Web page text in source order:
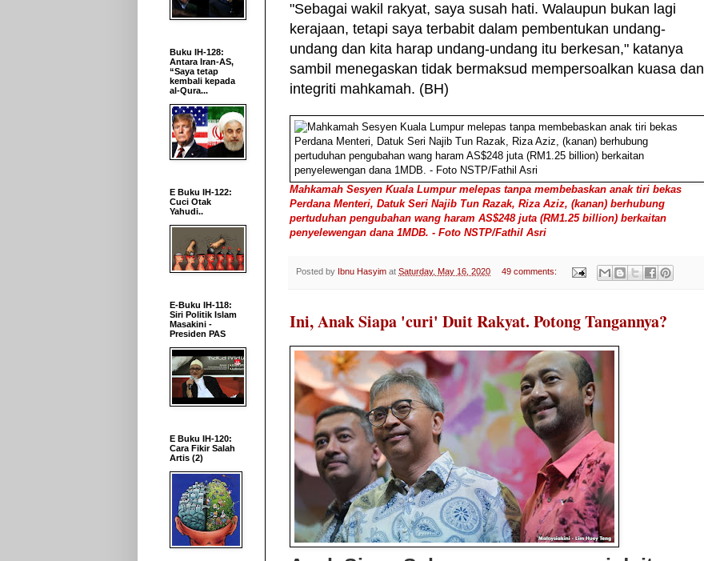
"Sebagai wakil rakyat, saya susah hati. Walaupun bukan lagi
kerajaan, tetapi saya terbabit dalam pembentukan undang-
undang dan kita harap undang-undang itu berkesan," katanya
sambil menegaskan tidak bermaksud mempersoalkan kuasa dan
integriti mahkamah. (BH)
Mahkamah Sesyen Kuala Lumpur melepas tanpa membebaskan anak tiri bekas
Perdana Menteri, Datuk Seri Najib Tun Razak, Riza Aziz, (kanan) berhubung
pertuduhan pengubahan wang haram AS$248 juta (RM1.25 billion) berkaitan
penyelewengan dana 1MDB. - Foto NSTP/Fathil Asri
Posted by Ibnu Hasyim at Saturday, May 16, 2020 49 comments:
Ini, Anak Siapa 'curi' Duit Rakyat. Potong Tangannya?
Buku IH-128:
Antara Iran-AS,
“Saya tetap
kembali kepada
al-Qura...
E Buku IH-122:
Cuci Otak
Yahudi..
E-Buku IH-118:
Siri Politik Islam
Masakini -
Presiden PAS
E Buku IH-120:
Cara Fikir Salah
Artis (2)